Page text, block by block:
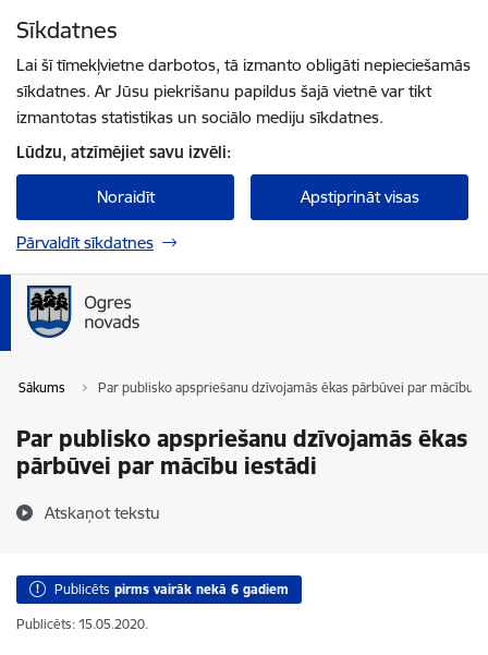
Sīkdatnes
Lai šī tīmekļvietne darbotos, tā izmanto obligāti nepieciešamās
sīkdatnes. Ar Jūsu piekrišanu papildus šajā vietnē var tikt
izmantotas statistikas un sociālo mediju sīkdatnes.
Lūdzu, atzīmējiet savu izvēli:
Noraidīt Apstiprināt visas
Pārvaldīt sīkdatnes
Sākums Par publisko apspriešanu dzīvojamās ēkas pārbūvei par mācību
Par publisko apspriešanu dzīvojamās ēkas
pārbūvei par mācību iestādi
Atskaņot tekstu
Publicēts pirms vairāk nekā 6 gadiem
Publicēts: 15.05.2020.